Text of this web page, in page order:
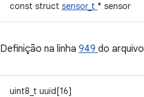
const struct sensor_t * sensor
Definição na linha 949 do arquivo
uint8_t uuid[16]